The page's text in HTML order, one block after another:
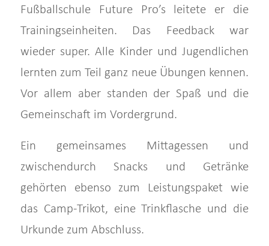
Fußballschule Future Pro’s leitete er die
Trainingseinheiten. Das Feedback war
wieder super. Alle Kinder und Jugendlichen
lernten zum Teil ganz neue Übungen kennen.
Vor allem aber standen der Spaß und die
Gemeinschaft im Vordergrund.
Ein gemeinsames Mittagessen und
zwischendurch Snacks und Getränke
gehörten ebenso zum Leistungspaket wie
das Camp-Trikot, eine Trinkflasche und die
Urkunde zum Abschluss.